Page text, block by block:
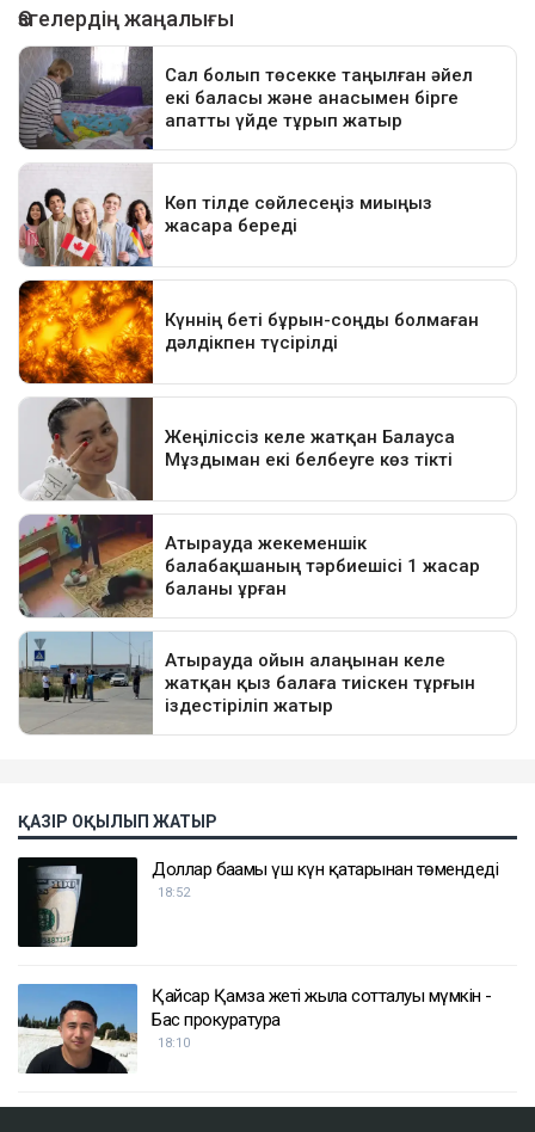
ҚАЗІР ОҚЫЛЫП ЖАТЫР
Доллар бағамы үш күн қатарынан төмендеді
18:52
Қайсар Қамза жеті жылға сотталуы мүмкін -
Бас прокуратура
18:10